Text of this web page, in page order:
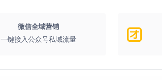
微信全域营销
一键接入公众号私域流量